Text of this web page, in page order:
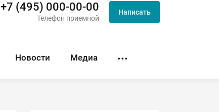
+7 (495) 000-00-00
Телефон приемной
Написать
Новости Медиа